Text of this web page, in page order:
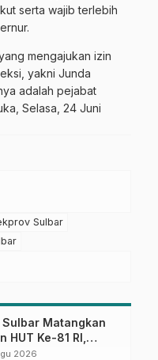
serta wajib terlebih
mengajukan izin
yakni Junda
adalah pejabat
Selasa, 24 Juni
Sulbar
Sulbar Matangkan
HUT Ke-81 RI,
di Lapangan
2026